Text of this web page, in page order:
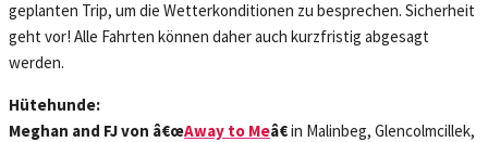
geplanten Trip, um die Wetterkonditionen zu besprechen. Sicherheit
geht vor! Alle Fahrten können daher auch kurzfristig abgesagt
werden.
Hütehunde:
Meghan and FJ von â€œAway to Meâ€in Malinbeg, Glencolmcillek,